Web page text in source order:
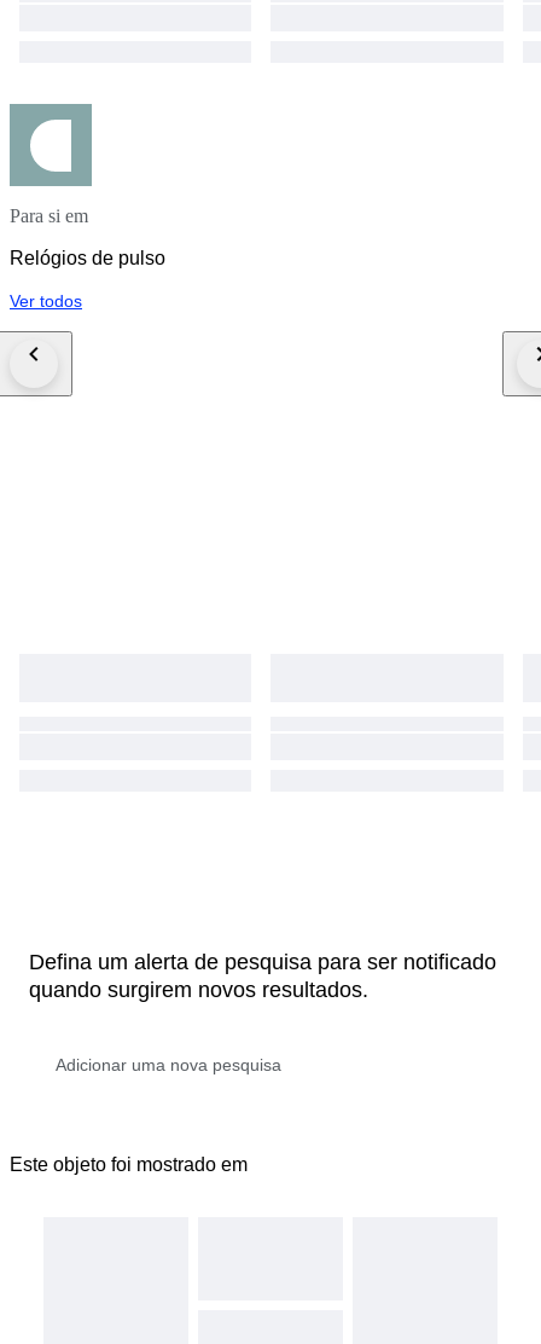
Para si em
Relógios de pulso
Ver todos
Defina um alerta de pesquisa para ser notificado
quando surgirem novos resultados.
Este objeto foi mostrado em